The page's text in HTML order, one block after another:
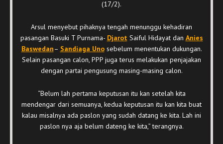
(17/2).
Arsul menyebut pihaknya tengah menunggu kehadiran
pasangan Basuki T Purnama- DjarotSaiful Hidayat dan Anies
Baswedan– Sandiaga Unosebelum menentukan dukungan.
Selain pasangan calon, PPP juga terus melakukan penjajakan
dengan partai pengusung masing-masing calon.
“Belum lah pertama keputusan itu kan setelah kita
mendengar dari semuanya, kedua keputusan itu kan kita buat
kalau misalnya ada paslon yang sudah datang ke kita. Lah ini
paslon nya aja belum dateng ke kita,” terangnya.